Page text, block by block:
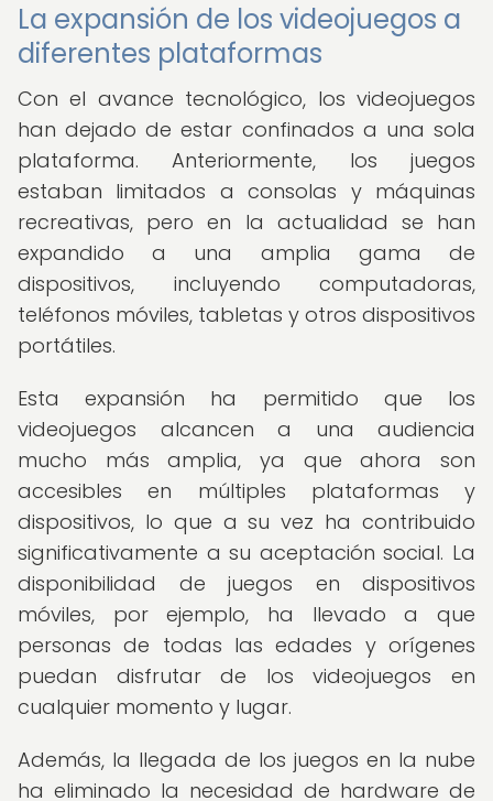
La expansión de los videojuegos a
diferentes plataformas
Con el avance tecnológico, los videojuegos
han dejado de estar confinados a una sola
plataforma. Anteriormente, los juegos
estaban limitados a consolas y máquinas
recreativas, pero en la actualidad se han
expandido a una amplia gama de
dispositivos, incluyendo computadoras,
teléfonos móviles, tabletas y otros dispositivos
portátiles.
Esta expansión ha permitido que los
videojuegos alcancen a una audiencia
mucho más amplia, ya que ahora son
accesibles en múltiples plataformas y
dispositivos, lo que a su vez ha contribuido
significativamente a su aceptación social. La
disponibilidad de juegos en dispositivos
móviles, por ejemplo, ha llevado a que
personas de todas las edades y orígenes
puedan disfrutar de los videojuegos en
cualquier momento y lugar.
Además, la llegada de los juegos en la nube
ha eliminado la necesidad de hardware de